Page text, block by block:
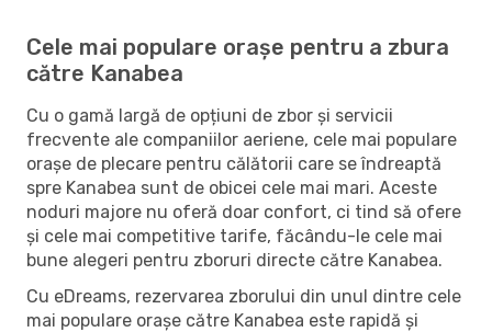
Cele mai populare orașe pentru a zbura
către Kanabea
Cu o gamă largă de opțiuni de zbor și servicii
frecvente ale companiilor aeriene, cele mai populare
orașe de plecare pentru călătorii care se îndreaptă
spre Kanabea sunt de obicei cele mai mari. Aceste
noduri majore nu oferă doar confort, ci tind să ofere
și cele mai competitive tarife, făcându-le cele mai
bune alegeri pentru zboruri directe către Kanabea.
Cu eDreams, rezervarea zborului din unul dintre cele
mai populare orașe către Kanabea este rapidă și